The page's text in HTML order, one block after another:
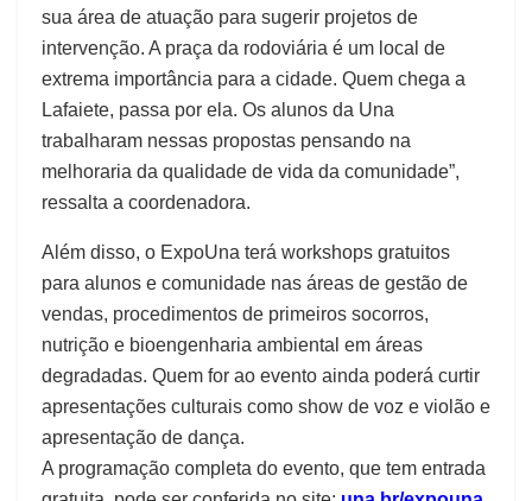
sua área de atuação para sugerir projetos de
intervenção. A praça da rodoviária é um local de
extrema importância para a cidade. Quem chega a
Lafaiete, passa por ela. Os alunos da Una
trabalharam nessas propostas pensando na
melhoraria da qualidade de vida da comunidade”,
ressalta a coordenadora.
Além disso, o ExpoUna terá workshops gratuitos
para alunos e comunidade nas áreas de gestão de
vendas, procedimentos de primeiros socorros,
nutrição e bioengenharia ambiental em áreas
degradadas. Quem for ao evento ainda poderá curtir
apresentações culturais como show de voz e violão e
apresentação de dança.
A programação completa do evento, que tem entrada